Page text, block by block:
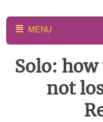
MENU
Solo:
not